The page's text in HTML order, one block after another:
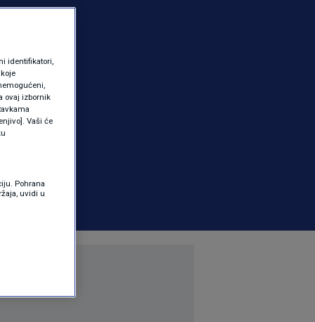
identifikatori,
ovaj izbornik
Vaši će
Pohrana
uvidi u